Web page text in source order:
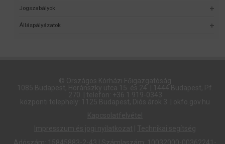
Jogszabályok
Álláspályázatok